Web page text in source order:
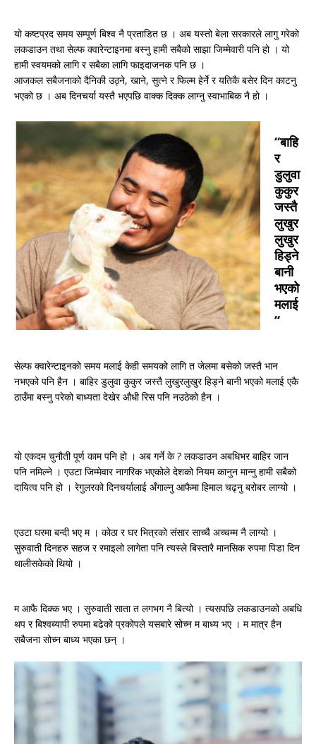
यो कष्टप्रद समय सम्पूर्ण बिश्व नै प्रताडित छ । अब यस्तो बेला सरकारले लागु गरेको
लकडाउन तथा सेल्फ क्वारेन्टाइनमा बस्नु हामी सबैको साझा जिम्मेवारी पनि हो । यो
हामी स्वयमको लागि र सबैका लागि फाइदाजनक पनि छ ।
आजकल सबैजनाको दैनिकी उठ्ने, खाने, सुत्ने र फिल्म हेर्ने र यतिकै बसेर दिन काटनु
भएको छ । अब दिनचर्या यस्तै भएपछि वाक्क दिक्क लाग्नु स्वाभाबिक नै हो ।
“बाहि
र
डुलुवा
कुकुर
जस्तै
लुखुर
लुखुर
हिड्ने
बानी
भएको
मलाई
“
सेल्फ क्वारेन्टाइनको समय मलाई केही समयको लागि त जेलमा बसेको जस्तै भान
नभएको पनि हैन । बाहिर डुलुवा कुकुर जस्तै लुखुरलुखुर हिड्ने बानी भएको मलाई एकै
ठाउँमा बस्नु परेको बाध्यता देखेर औधी रिस पनि नउठेको हैन ।
यो एकदम चुनौती पूर्ण काम पनि हो । अब गर्ने के ? लकडाउन अबधिभर बाहिर जान
पनि नमिल्ने । एउटा जिम्मेवार नागरिक भएकोले देशको नियम कानुन मान्नु हामी सबैको
दायित्व पनि हो । रेगुलरको दिनचर्यालाई अँगाल्नु आफैमा हिमाल चढ्नु बरोबर लाग्यो ।
एउटा घरमा बन्दी भए म । कोठा र घर भित्रको संसार साच्चै अच्चम्म नै लाग्यो ।
सुरुवाती दिनहरु सहज र रमाइलो लागेता पनि त्यस्ले बिस्तारै मानसिक रुपमा पिडा दिन
थालीसकेको थियो ।
म आफै दिक्क भए । सुरुवाती साता त लगभग नै बित्यो । त्यसपछि लकडाउनको अबधि
थप र बिश्वब्यापी रुपमा बढेको प्रकोपले यसबारे सोच्न म बाध्य भए । म मात्र हैन
सबैजना सोच्न बाध्य भएका छन् ।